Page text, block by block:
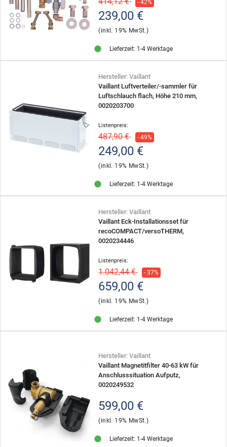
- 42%
239,00 €
(inkl. 19% MwSt.)
Lieferzeit: 1-4 Werktage
Hersteller: Vaillant
Vaillant Luftverteiler/-sammler für
Luftschlauch flach, Höhe 210 mm,
0020203700
Listenpreis:
487,90 € - 49%
249,00 €
(inkl. 19% MwSt.)
Lieferzeit: 1-4 Werktage
Hersteller: Vaillant
Vaillant Eck-Installationsset für
recoCOMPACT/versoTHERM,
0020234446
Listenpreis:
1.042,44 € - 37%
659,00 €
(inkl. 19% MwSt.)
Lieferzeit: 1-4 Werktage
Hersteller: Vaillant
Vaillant Magnetitfilter 40-63 kW für
Anschlusssituation Aufputz,
0020249532
599,00 €
(inkl. 19% MwSt.)
Lieferzeit: 1-4 Werktage